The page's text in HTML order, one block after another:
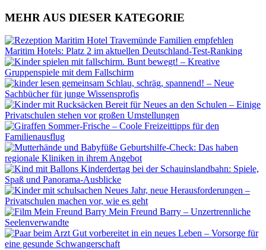
MEHR AUS DIESER KATEGORIE
Familien empfehlen
Maritim Hotels: Platz 2 im aktuellen Deutschland-Test-Ranking
Bunt bewegt! – Kreative
Gruppenspiele mit dem Fallschirm
Schlau, schräg, spannend! – Neue
Sachbücher für junge Wissensprofis
Bereit für Neues an den Schulen – Einige
Privatschulen stehen vor großen Umstellungen
Sommer-Frische – Coole Freizeittipps für den
Familienausflug
Geburtshilfe-Check: Das haben
regionale Kliniken in ihrem Angebot
Kinderdertag bei der Schauinslandbahn: Spiele,
Spaß und Panorama-Ausblicke
Neues Jahr, neue Herausforderungen –
Privatschulen machen vor, wie es geht
Mein Freund Barry – Unzertrennliche
Seelenverwandte
Gut vorbereitet in ein neues Leben – Vorsorge für
eine gesunde Schwangerschaft